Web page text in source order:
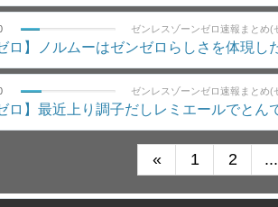
ゼンレスゾーンゼロ速報まとめ(
ロ】ノルムーはゼンゼロらしさを体現
ゼンレスゾーンゼロ速報まとめ(
ロ】最近上り調子だしレミエールでと
« 1 2 ...